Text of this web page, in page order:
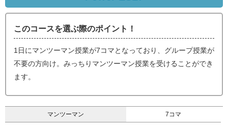
このコースを選ぶ際のポイント！
1日にマンツーマン授業が7コマとなっており、グループ授業が
不要の方向け。みっちりマンツーマン授業を受けることができ
ます。
マンツーマン 7コマ